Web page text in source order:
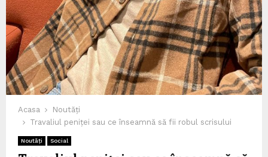
Acasa
Noutăți
Travaliul peniței sau ce înseamnă să fii robul scrisului
Noutăți Social